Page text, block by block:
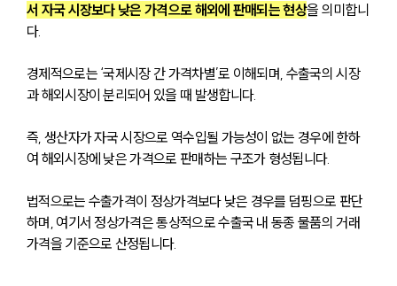
서 자국 시장보다 낮은 가격으로 해외에 판매되는 현상을 의미합니
다.
경제적으로는 ‘국제시장 간 가격차별’로 이해되며, 수출국의 시장
과 해외시장이 분리되어 있을 때 발생합니다.
즉, 생산자가 자국 시장으로 역수입될 가능성이 없는 경우에 한하
여 해외시장에 낮은 가격으로 판매하는 구조가 형성됩니다.
법적으로는 수출가격이 정상가격보다 낮은 경우를 덤핑으로 판단
하며, 여기서 정상가격은 통상적으로 수출국 내 동종 물품의 거래
가격을 기준으로 산정됩니다.